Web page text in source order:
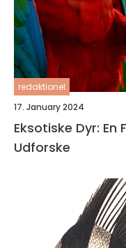
redaktionel
17. January 2024
Eksotiske Dyr:
Udforske